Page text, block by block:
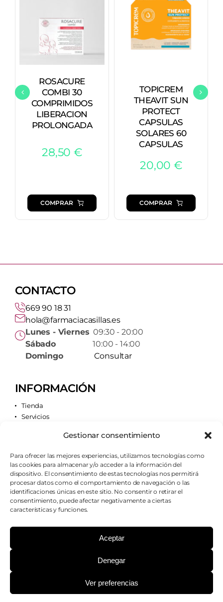
Gestionar consentimiento
Para ofrecer las mejores experiencias, utilizamos tecnologías como
las cookies para almacenar y/o acceder a la información del
dispositivo. El consentimiento de estas tecnologías nos permitirá
procesar datos como el comportamiento de navegación o las
identificaciones únicas en este sitio. No consentir o retirar el
consentimiento, puede afectar negativamente a ciertas
características y funciones.
Aceptar
Denegar
Ver preferencias
ROSACURE
COMBI 30
COMPRIMIDOS
LIBERACION
PROLONGADA
28,50 €
COMPRAR
TOPICREM
THEAVIT SUN
PROTECT
CAPSULAS
SOLARES 60
CAPSULAS
20,00 €
COMPRAR
CONTACTO
669 90 18 31
hola@farmaciacasillas.es
Lunes - Viernes 09:30 - 20:00
Sábado10:00 - 14:00
Domingo
Consultar
INFORMACIÓN
Tienda
Servicios
Quiénes somos
AVISOS LEGALES
Aviso legal
Política de cookies
Política de privacidad